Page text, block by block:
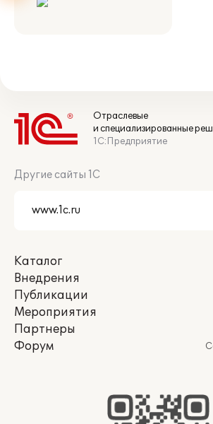
Отраслевые
и специализированные
1С:Предприятие
Другие сайты 1С
Каталог
Внедрения
Публикации
Мероприятия
Партнеры
Форум